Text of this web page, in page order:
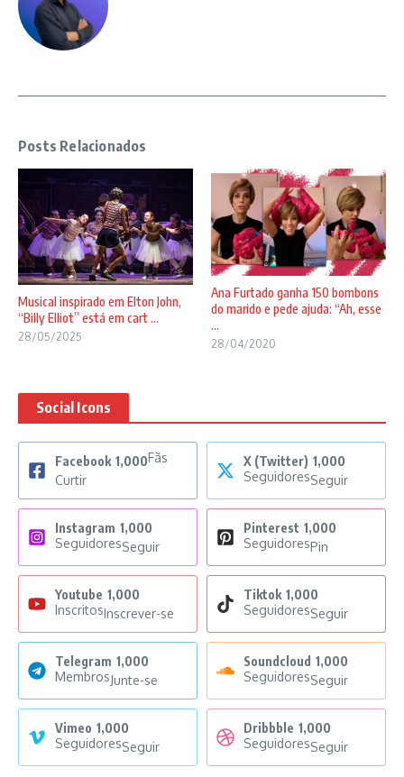
Posts Relacionados
Musical inspirado em Elton John,
“Billy Elliot” está em cart ...
28/05/2025
Ana Furtado ganha 150 bombons
do marido e pede ajuda: “Ah, esse
...
28/04/2020
Social Icons
Facebook 1,000Fãs
Curtir
X (Twitter) 1,000
SeguidoresSeguir
Instagram 1,000
SeguidoresSeguir
Pinterest 1,000
SeguidoresPin
Youtube 1,000
InscritosInscrever-se
Tiktok 1,000
SeguidoresSeguir
Telegram 1,000
MembrosJunte-se
Soundcloud 1,000
SeguidoresSeguir
Vimeo 1,000
SeguidoresSeguir
Dribbble 1,000
SeguidoresSeguir